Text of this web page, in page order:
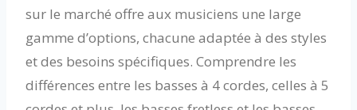
sur le marché offre aux musiciens une large
gamme d’options, chacune adaptée à des styles
et des besoins spécifiques. Comprendre les
différences entre les basses à 4 cordes, celles à 5